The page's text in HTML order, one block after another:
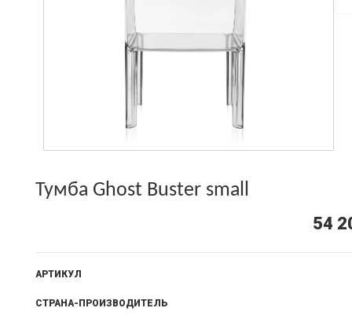
Тумба Ghost Buster small
54
АРТИКУЛ
СТРАНА-ПРОИЗВОДИТЕЛЬ